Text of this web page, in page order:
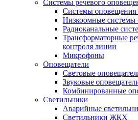
Системы речевого
Системы оповещения
Низкоомные системы
Радиоканальные
Трансформаторные
контроля линии
Микрофоны
Оповещатели
Световые
Звуковые
Комбинированные
Светильники
Аварийные
Светильники ЖКХ